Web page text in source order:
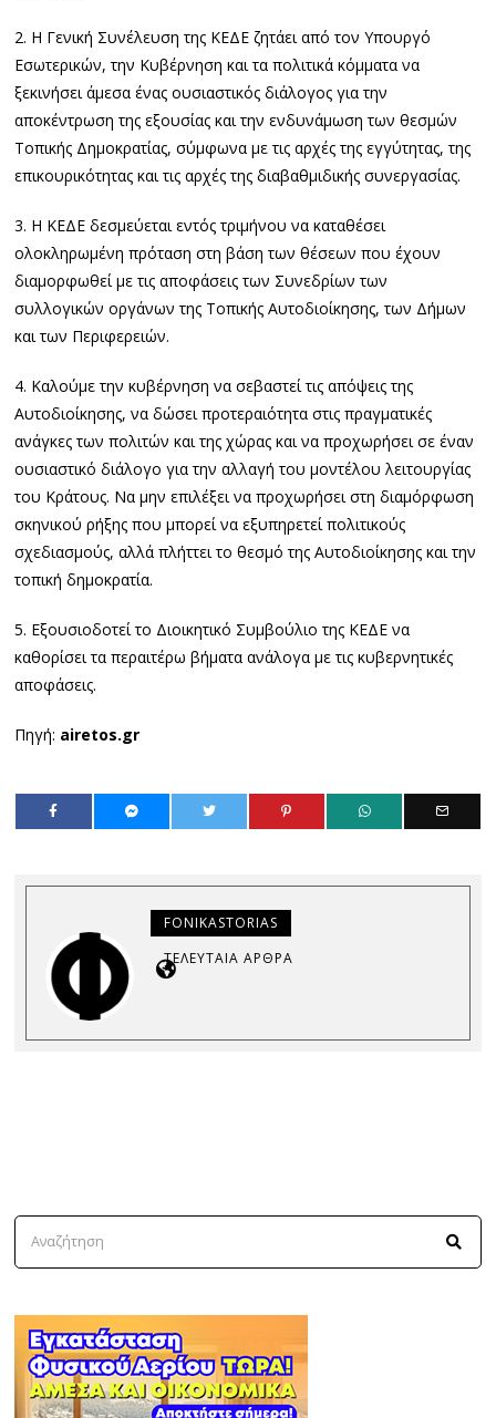
2. Η Γενική Συνέλευση της ΚΕΔΕ ζητάει από τον Υπουργό
Εσωτερικών, την Κυβέρνηση και τα πολιτικά κόμματα να
ξεκινήσει άμεσα ένας ουσιαστικός διάλογος για την
αποκέντρωση της εξουσίας και την ενδυνάμωση των θεσμών
Τοπικής Δημοκρατίας, σύμφωνα με τις αρχές της εγγύτητας, της
επικουρικότητας και τις αρχές της διαβαθμιδικής συνεργασίας.
3. Η ΚΕΔΕ δεσμεύεται εντός τριμήνου να καταθέσει
ολοκληρωμένη πρόταση στη βάση των θέσεων που έχουν
διαμορφωθεί με τις αποφάσεις των Συνεδρίων των
συλλογικών οργάνων της Τοπικής Αυτοδιοίκησης, των Δήμων
και των Περιφερειών.
4. Καλούμε την κυβέρνηση να σεβαστεί τις απόψεις της
Αυτοδιοίκησης, να δώσει προτεραιότητα στις πραγματικές
ανάγκες των πολιτών και της χώρας και να προχωρήσει σε έναν
ουσιαστικό διάλογο για την αλλαγή του μοντέλου λειτουργίας
του Κράτους. Να μην επιλέξει να προχωρήσει στη διαμόρφωση
σκηνικού ρήξης που μπορεί να εξυπηρετεί πολιτικούς
σχεδιασμούς, αλλά πλήττει το θεσμό της Αυτοδιοίκησης και την
τοπική δημοκρατία.
5. Εξουσιοδοτεί το Διοικητικό Συμβούλιο της ΚΕΔΕ να
καθορίσει τα περαιτέρω βήματα ανάλογα με τις κυβερνητικές
αποφάσεις.
Πηγή: airetos.gr
FONIKASTORIAS
ΤΕΛΕΥΤΑΊΑ ΆΡΘΡΑ